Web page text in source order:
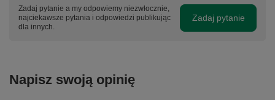
Zadaj pytanie a my odpowiemy niezwłocznie,
najciekawsze pytania i odpowiedzi publikując
dla innych.
Zadaj pytanie
Napisz swoją opinię